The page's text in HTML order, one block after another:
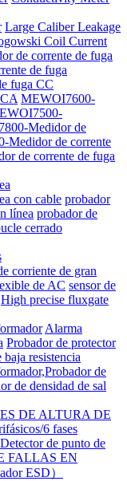
Large Caliber Leakage
Coil Current
de corrente de fuga
de fuga
fuga CC
MEWOI7600-
Medidor de
Medidor de corrente
de corrente de fuga
con cable probador
línea probador de
cerrado
corriente de gran
de AC sensor de
High precise fluxgate
Alarma
Probador de protector
baja resistencia
de
de densidad de sal
DE ALTURA DE
6 fases
Detector de punto de
FALLAS EN
ESD）